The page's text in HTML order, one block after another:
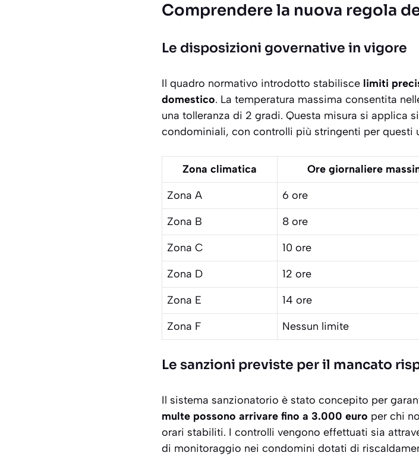
Comprendere la nuova regola
Le disposizioni governative in vigore
Il quadro normativo introdotto stabilisce limiti
domestico. La temperatura massima consentita
una tolleranza di 2 gradi. Questa misura si applica
condominiali, con controlli più stringenti per questi
Zona climatica Ore giornaliere
Zona A
6 ore
Zona B
8 ore
Zona C
10 ore
Zona D
12 ore
Zona E
14 ore
Zona F
Nessun limite
Le sanzioni previste per il mancato
Il sistema sanzionatorio è stato concepito per
multe possono arrivare fino a 3.000 euro per chi
orari stabiliti. I controlli vengono effettuati sia
di monitoraggio nei condomini dotati di